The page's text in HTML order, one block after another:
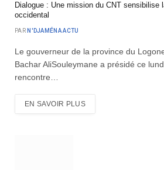
Dialogue : Une mission du CNT sensibilise
occidental
PAR N'DJAMÉNA ACTU
Le gouverneur de la province du
Bachar AliSouleymane a présidé ce
rencontre…
EN SAVOIR PLUS